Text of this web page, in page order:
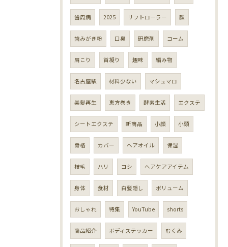
歯周病 2025 リフトローラー 顔
歯みがき粉 口臭 研磨剤 コーム
肩こり 首凝り 趣味 編み物
名古屋駅 材料少ない マシュマロ
美髪再生 恵方巻き 酵素生活 エクステ
シートエクステ 新商品 小顔 小頭
骨格 カバー ヘアオイル 保湿
枝毛 ハリ コシ ヘアケアアイテム
身体 食材 白髪隠し ボリューム
おしゃれ 特集 YouTube shorts
商品紹介 ボディステッカー むくみ